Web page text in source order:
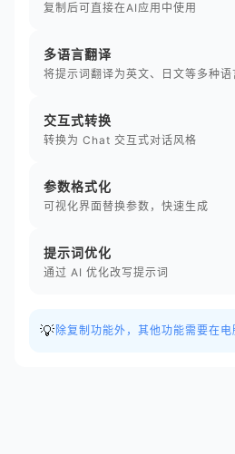
复制后可直接在AI应用中使用
多语言翻译
将提示词翻译为英文、日文等多种语
交互式转换
转换为 Chat 交互式对话风格
参数格式化
可视化界面替换参数，快速生成
提示词优化
通过 AI 优化改写提示词
💡 除复制功能外，其他功能需要在电